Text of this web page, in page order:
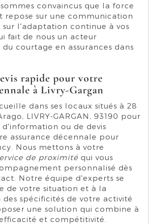
convaincus que la force
repose sur une communication
l'adaptation continue à vos
fait de nous un acteur
courtage en assurances dans
rapide pour votre
à Livry-Gargan
dans ses locaux situés à 28
LIVRY-GARGAN, 93190 pour
ou de devis
assurance décennale pour
Nous mettons à votre
de proximité qui vous
personnalisé dès
Notre équipe d'experts se
de votre situation et à la
spécificités de votre activité
une solution qui combine à
et compétitivité.